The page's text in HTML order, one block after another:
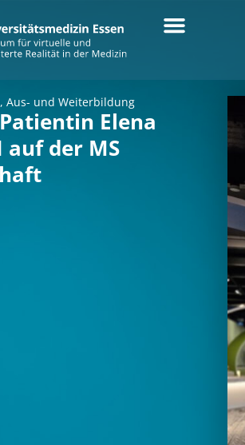
Aus- und Weiterbildung
Elena
der MS